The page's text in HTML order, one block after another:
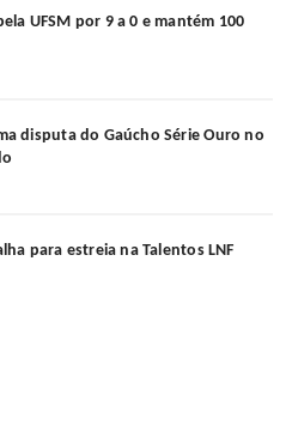
UFSM por 9 a 0 e mantém 100
disputa do Gaúcho Série Ouro no
para estreia na Talentos LNF